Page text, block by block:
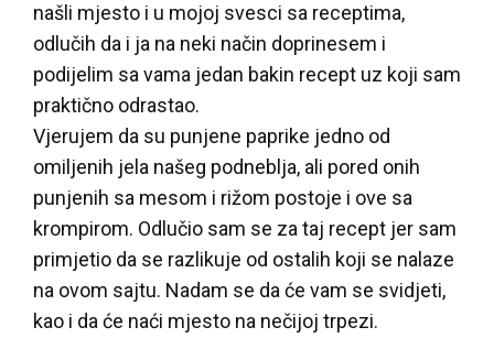
našli mjesto i u mojoj svesci sa receptima,
odlučih da i ja na neki način doprinesem i
podijelim sa vama jedan bakin recept uz koji sam
praktično odrastao.
Vjerujem da su punjene paprike jedno od
omiljenih jela našeg podneblja, ali pored onih
punjenih sa mesom i rižom postoje i ove sa
krompirom. Odlučio sam se za taj recept jer sam
primjetio da se razlikuje od ostalih koji se nalaze
na ovom sajtu. Nadam se da će vam se svidjeti,
kao i da će naći mjesto na nečijoj trpezi.